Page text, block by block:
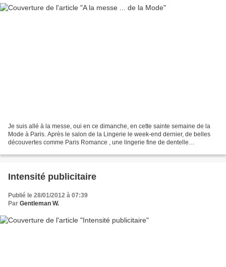
Je suis allé à la messe, oui en ce dimanche, en cette sainte semaine de la
Mode à Paris. Après le salon de la Lingerie le week-end dernier, de belles
découvertes comme Paris Romance , une lingerie fine de dentelle
Intensité publicitaire
Publié le 28/01/2012 à 07:39
Par Gentleman W.